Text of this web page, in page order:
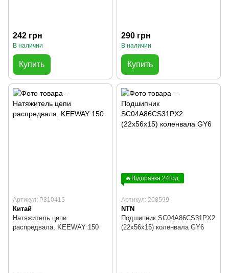
242 грн
В наличии
Купить
290 грн
В наличии
Купить
Артикул: P310415
Китай
Натяжитель цепи
распредвала, KEEWAY 150
🔥Відправка 24год.
Артикул: 208599
NTN
Подшипник SC04A86CS31PX2
(22x56x15) коленвала GY6